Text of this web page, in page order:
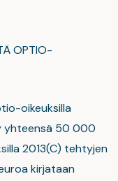
OPTIO-
oikeuksilla
yhteensä 50 000
2013(C) tehtyjen
kirjataan